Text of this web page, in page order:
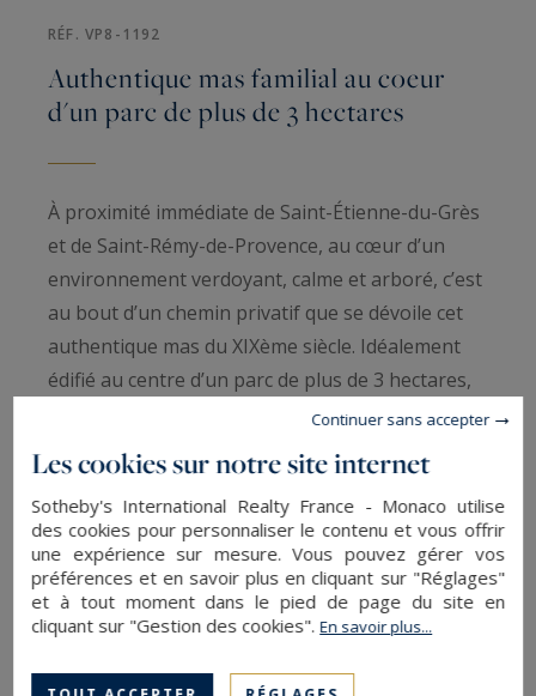
RÉF. VP8-1192
Authentique mas familial au coeur
d'un parc de plus de 3 hectares
À proximité immédiate de Saint-Étienne-du-Grès
et de Saint-Rémy-de-Provence, au cœur d’un
environnement verdoyant, calme et arboré, c’est
au bout d’un chemin privatif que se dévoile cet
authentique mas du XIXème siècle. Idéalement
édifié au centre d’un parc de plus de 3 hectares,
sa position en hauteur, lui confère une vue
dégagée sur les environs.
Le bâti d’environ 300 m² se réparti sur 8 pièces
principales dont 235 m² habitables. Carreaux de
ciment, encadrement en pierres de Fontvieille,
poutre en bois, autant de matériaux conférant
entretenu. Derrière l’enduit en façade se dévoile
Les cookies sur notre site internet
Sotheby's International Realty France - Monaco utilise
des cookies pour personnaliser le contenu et vous offrir
une expérience sur mesure. Vous pouvez gérer vos
préférences et en savoir plus en cliquant sur "Réglages"
et à tout moment dans le pied de page du site en
cliquant sur "Gestion des cookies".En savoir plus...
Continuer sans accepter